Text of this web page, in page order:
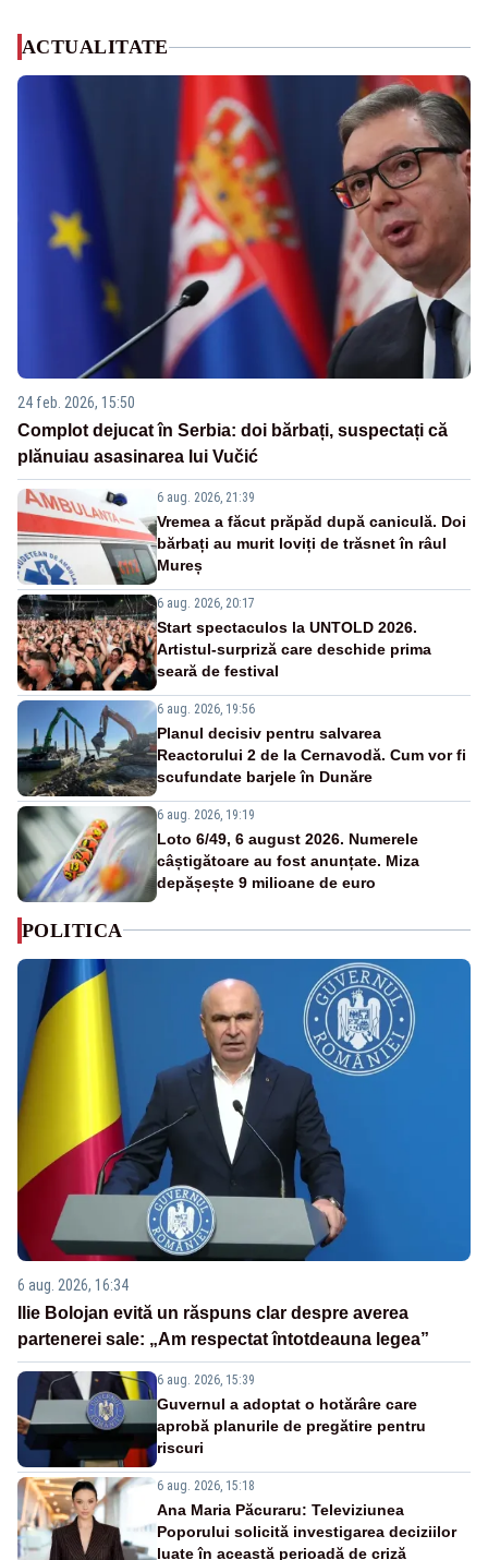
ACTUALITATE
24 feb. 2026, 15:50
Complot dejucat în Serbia: doi bărbați, suspectați că
plănuiau asasinarea lui Vučić
6 aug. 2026, 21:39
Vremea a făcut prăpăd după caniculă. Doi
bărbați au murit loviți de trăsnet în râul
Mureș
6 aug. 2026, 20:17
Start spectaculos la UNTOLD 2026.
Artistul-surpriză care deschide prima
seară de festival
6 aug. 2026, 19:56
Planul decisiv pentru salvarea
Reactorului 2 de la Cernavodă. Cum vor fi
scufundate barjele în Dunăre
6 aug. 2026, 19:19
Loto 6/49, 6 august 2026. Numerele
câștigătoare au fost anunțate. Miza
depășește 9 milioane de euro
POLITICA
6 aug. 2026, 16:34
Ilie Bolojan evită un răspuns clar despre averea
partenerei sale: „Am respectat întotdeauna legea”
6 aug. 2026, 15:39
Guvernul a adoptat o hotărâre care
aprobă planurile de pregătire pentru
riscuri
6 aug. 2026, 15:18
Ana Maria Păcuraru: Televiziunea
Poporului solicită investigarea deciziilor
luate în această perioadă de criză